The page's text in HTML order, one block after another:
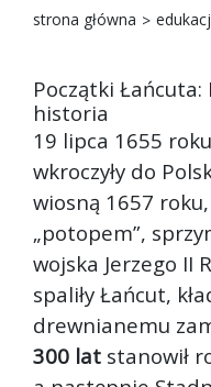
strona główna
Początki
historia
19 lipca 1655
wkroczyły do
wiosną 1657
„potopem”,
wojska Jerzego II
spaliły Łańcut,
drewnianemu
300 lat stanowił